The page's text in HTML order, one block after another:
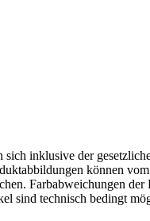
sich inklusive der
können
Farbabweichungen der
sind technisch bedingt